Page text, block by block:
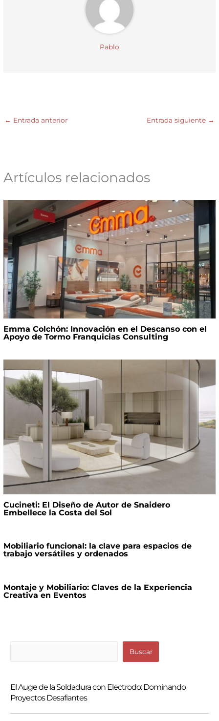
Pablo
← Entrada anterior Entrada siguiente →
Artículos relacionados
Emma Colchón: Innovación en el Descanso con el
Apoyo de Tormo Franquicias Consulting
Cucineti: El Diseño de Autor de Snaidero
Embellece la Costa del Sol
Mobiliario funcional: la clave para espacios de
trabajo versátiles y ordenados
Montaje y Mobiliario: Claves de la Experiencia
Creativa en Eventos
c
a
r
Buscar
El Auge de la Soldadura con Electrodo: Dominando
Proyectos Desafiantes